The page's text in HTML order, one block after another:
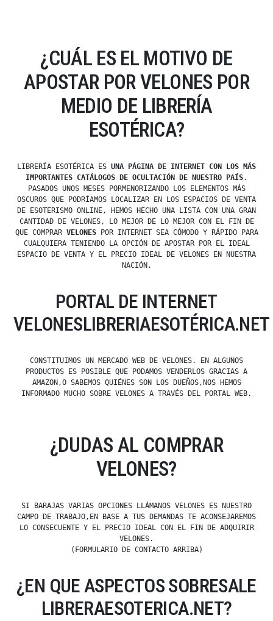
¿CUÁL ES EL MOTIVO DE
APOSTAR POR VELONES POR
MEDIO DE LIBRERÍA
ESOTÉRICA?
LIBRERÍA ESOTÉRICA ES UNA PÁGINA DE INTERNET CON LOS MÁS
IMPORTANTES CATÁLOGOS DE OCULTACIÓN DE NUESTRO PAÍS.
PASADOS UNOS MESES PORMENORIZANDO LOS ELEMENTOS MÁS
OSCUROS QUE PODRÍAMOS LOCALIZAR EN LOS ESPACIOS DE VENTA
DE ESOTERISMO ONLINE, HEMOS HECHO UNA LISTA CON UNA GRAN
CANTIDAD DE VELONES, LO MEJOR DE LO MEJOR CON EL FIN DE
QUE COMPRAR VELONESPOR INTERNET SEA CÓMODO Y RÁPIDO PARA
CUALQUIERA TENIENDO LA OPCIÓN DE APOSTAR POR EL IDEAL
ESPACIO DE VENTA Y EL PRECIO IDEAL DE VELONES EN NUESTRA
NACIÓN.
PORTAL DE INTERNET
VELONESLIBRERIAESOTÉRICA.NET
CONSTITUIMOS UN MERCADO WEB DE VELONES. EN ALGUNOS
PRODUCTOS ES POSIBLE QUE PODAMOS VENDERLOS GRACIAS A
AMAZON,O SABEMOS QUIÉNES SON LOS DUEÑOS,NOS HEMOS
INFORMADO MUCHO SOBRE VELONES A TRAVÉS DEL PORTAL WEB.
¿DUDAS AL COMPRAR
VELONES?
SI BARAJAS VARIAS OPCIONES LLÁMANOS VELONES ES NUESTRO
CAMPO DE TRABAJO,EN BASE A TUS DEMANDAS TE ACONSEJAREMOS
LO CONSECUENTE Y EL PRECIO IDEAL CON EL FIN DE ADQUIRIR
VELONES.
(FORMULARIO DE CONTACTO ARRIBA)
¿EN QUE ASPECTOS SOBRESALE
LIBRERAESOTERICA.NET?